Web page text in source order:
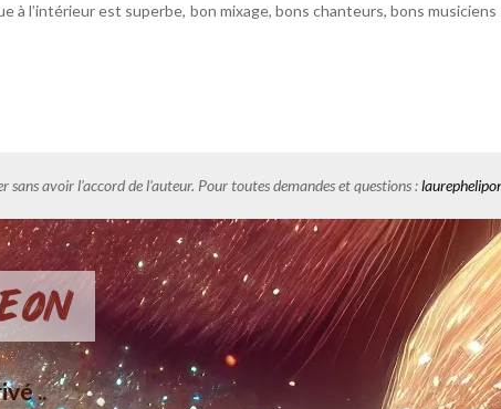
à l’intérieur est superbe, bon mixage, bons chanteurs, bons
sans avoir l'accord de l'auteur. Pour toutes demandes et questions :
..